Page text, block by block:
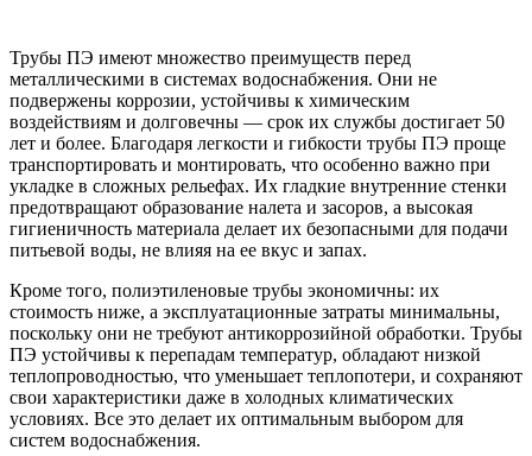
Трубы ПЭ имеют множество преимуществ перед
металлическими в системах водоснабжения. Они не
подвержены коррозии, устойчивы к химическим
воздействиям и долговечны — срок их службы достигает 50
лет и более. Благодаря легкости и гибкости трубы ПЭ проще
транспортировать и монтировать, что особенно важно при
укладке в сложных рельефах. Их гладкие внутренние стенки
предотвращают образование налета и засоров, а высокая
гигиеничность материала делает их безопасными для подачи
питьевой воды, не влияя на ее вкус и запах.
Кроме того, полиэтиленовые трубы экономичны: их
стоимость ниже, а эксплуатационные затраты минимальны,
поскольку они не требуют антикоррозийной обработки. Трубы
ПЭ устойчивы к перепадам температур, обладают низкой
теплопроводностью, что уменьшает теплопотери, и сохраняют
свои характеристики даже в холодных климатических
условиях. Все это делает их оптимальным выбором для
систем водоснабжения.